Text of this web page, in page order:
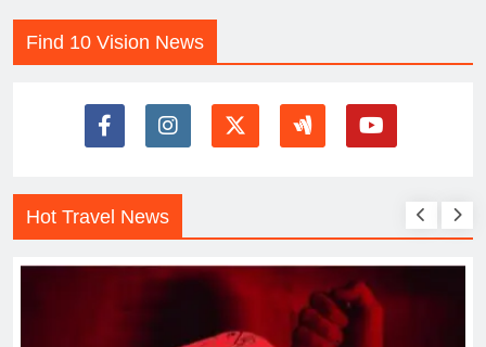
Find 10 Vision News
Hot Travel News